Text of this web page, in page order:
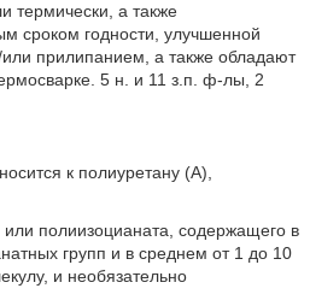
термически, а также
сроком годности, улучшенной
прилипанием, а также обладают
5 н. и 11 з.п. ф-лы, 2
к полиуретану (A),
полиизоцианата, содержащего в
групп и в среднем от 1 до 10
и необязательно